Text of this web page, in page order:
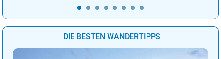
DIE BESTEN WANDERTIPPS